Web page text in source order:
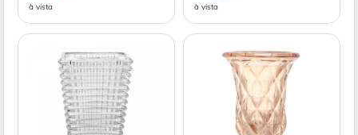
à vista à vista